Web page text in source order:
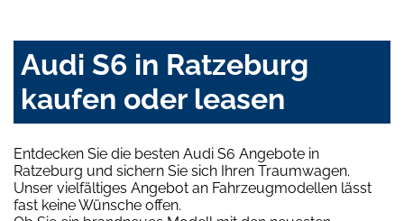
Audi S6 in Ratzeburg
kaufen oder leasen
Entdecken Sie die besten Audi S6 Angebote in
Ratzeburg und sichern Sie sich Ihren Traumwagen.
Unser vielfältiges Angebot an Fahrzeugmodellen lässt
fast keine Wünsche offen.